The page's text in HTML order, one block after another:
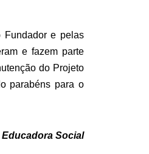
Fundador e pelas
e fazem parte
do Projeto
parabéns para o
Social